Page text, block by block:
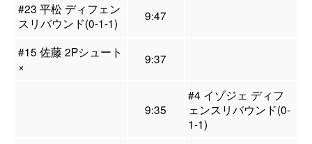
#23 平松 ディフェン
スリバウンド(0-1-1)
9:47
#15 佐藤 2Pシュート
×
9:37
9:35
#4 イゾジェ ディフ
ェンスリバウンド(0-
1-1)